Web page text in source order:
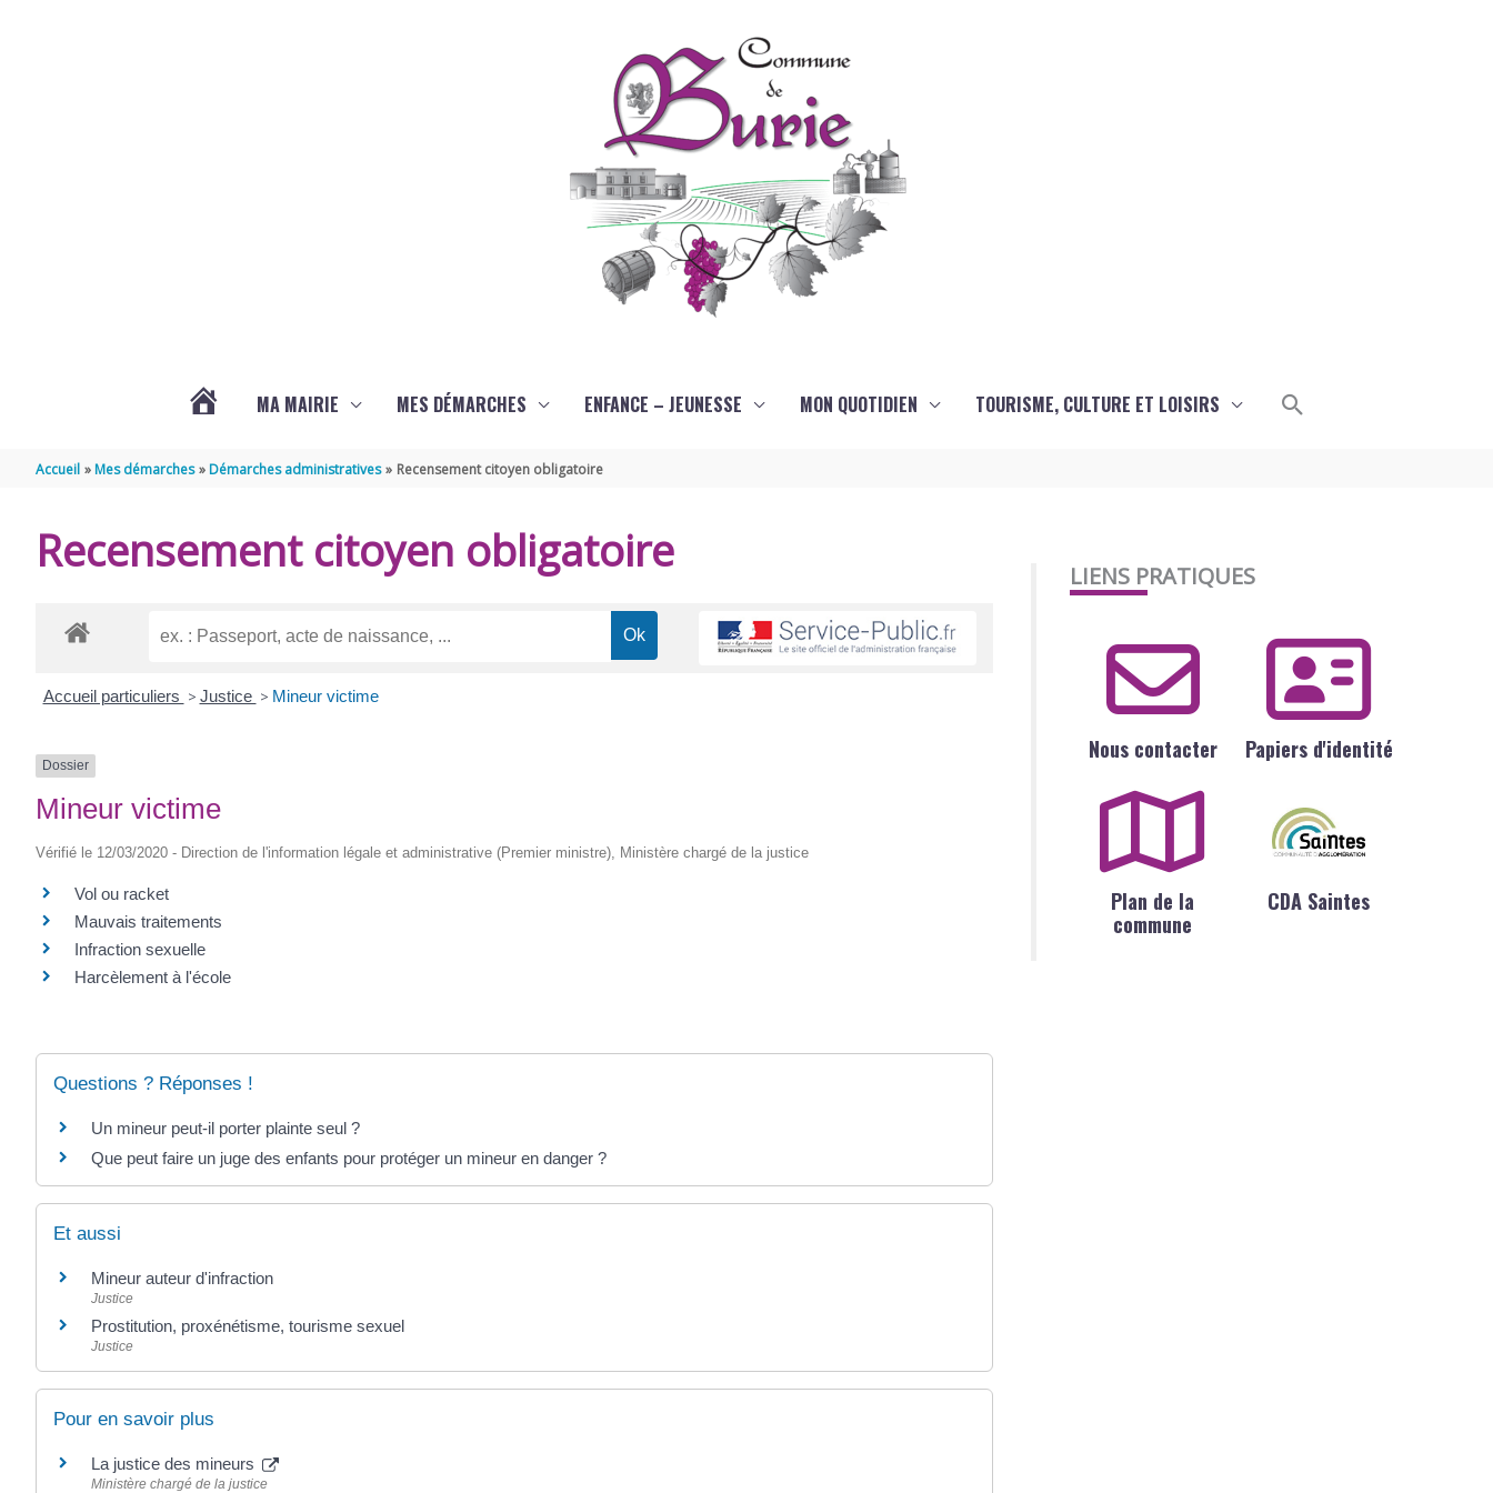
MA MAIRIE MES DÉMARCHES ENFANCE – JEUNESSE MON QUOTIDIEN TOURISME, CULTURE ET LOISIRS Rechercher
Accueil Mes démarches Démarches administratives Recensement citoyen obligatoire
Recensement citoyen obligatoire
Accueil particuliers > Justice > Mineur victime
Dossier
Mineur victime
Vérifié le 12/03/2020 - Direction de l'information légale et administrative (Premier ministre), Ministère chargé de la justice
Vol ou racket
Mauvais traitements
Infraction sexuelle
Harcèlement à l'école
Questions ? Réponses !
Un mineur peut-il porter plainte seul ?
Que peut faire un juge des enfants pour protéger un mineur en danger ?
Et aussi
Mineur auteur d'infraction
Justice
Prostitution, proxénétisme, tourisme sexuel
Justice
Pour en savoir plus
La justice des mineurs
Ministère chargé de la justice
LIENS PRATIQUES
Nous contacter Papiers d'identité
Plan de la
commune
CDA Saintes